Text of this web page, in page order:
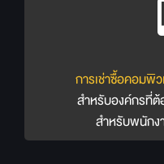
การเช่าซื้อคอมพิ
สำหรับองค์กรที่
สำหรับพนักง